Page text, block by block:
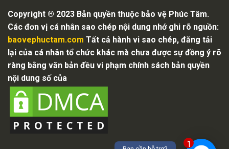
Copyright ® 2023 Bản quyền thuộc bảo vệ Phúc Tâm.
Các đơn vị cá nhân sao chép nội dung nhớ ghi rõ nguồn:
baovephuctam.com Tất cả hành vi sao chép, đăng tải
lại của cá nhân tổ chức khác mà chưa được sự đồng ý rõ
ràng bằng văn bản đều vi phạm chính sách bản quyền
nội dung số của
1